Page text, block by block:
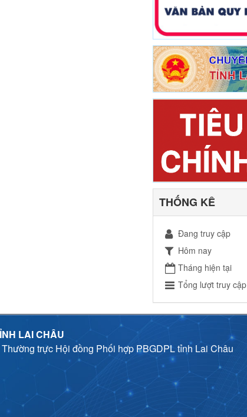
THỐNG KÊ
Đang truy cập
Hôm nay
Tháng hiện tại
Tổng lượt truy cập
LAI CHÂU
trực Hội đồng Phối hợp PBGDPL tỉnh Lai Châu